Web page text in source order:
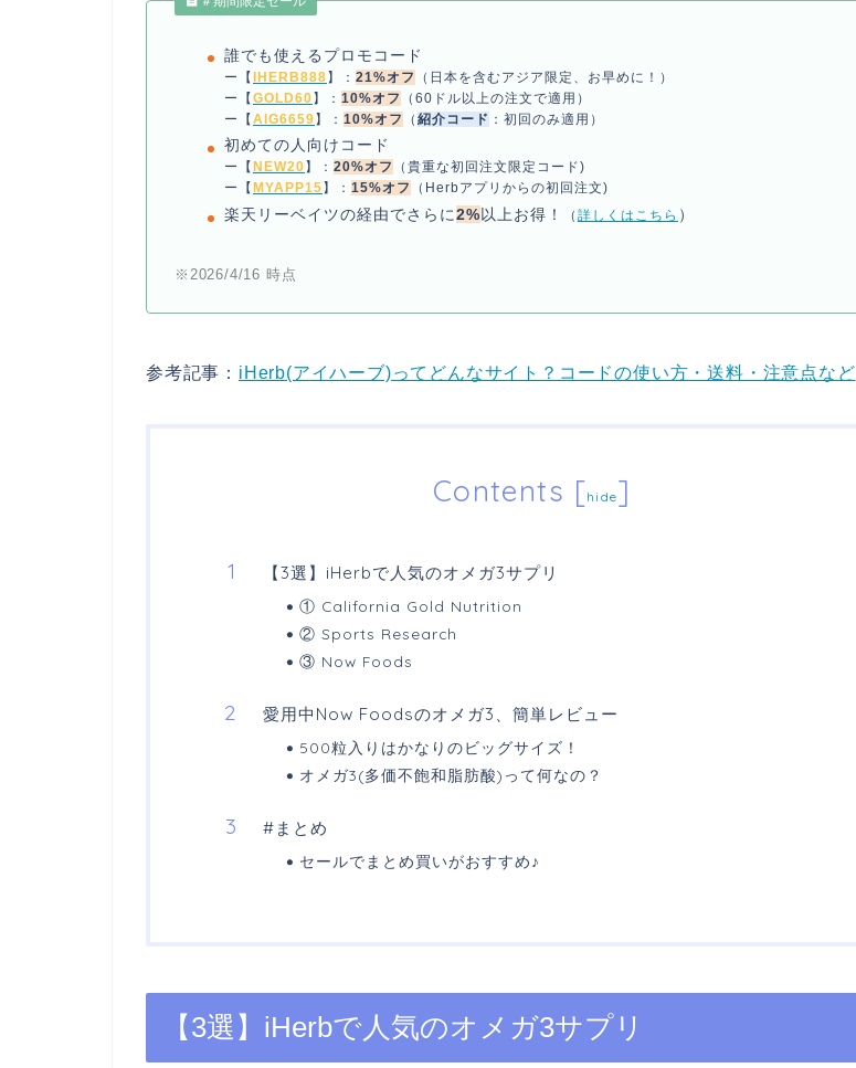
誰でも使えるプロモコード
ー【IHERB888】： 21%オフ
（日本を含むアジア限定、お早めに！）
ー【GOLD60】： 10%オフ
（60ドル以上の注文で適用）
ー【AIG6659】： 10%オフ （ 紹介コード ：初回のみ適用）
初めての人向けコード
ー【 NEW20 】： 20%オフ
（貴重な初回注文限定コード)
ー【 MYAPP15 】： 15%オフ （Herbアプリからの初回注文)
楽天リーベイツの経由でさらに2%以上お得！ （ 詳しくはこちら ）
※2026/4/16 時点
参考記事： iHerb(アイハーブ)ってどんなサイト？コードの使い方・送料・注意点など
Contents [hide]
【3選】iHerbで人気のオメガ3サプリ
① California Gold Nutrition
② Sports Research
③ Now Foods
愛用中Now Foodsのオメガ3、簡単レビュー
500粒入りはかなりのビッグサイズ！
オメガ3(多価不飽和脂肪酸)って何なの？
#まとめ
セールでまとめ買いがおすすめ♪
【3選】iHerbで人気のオメガ3サプリ